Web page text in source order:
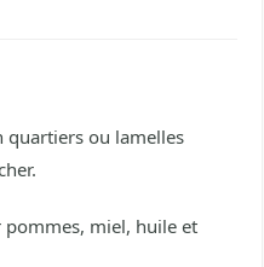
quartiers ou lamelles
miel, huile et